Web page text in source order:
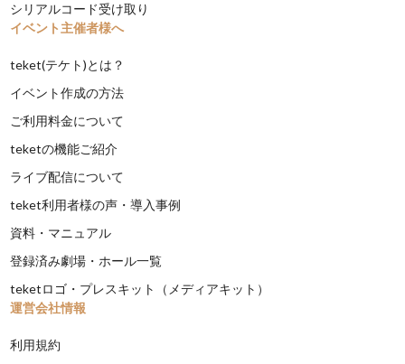
シリアルコード受け取り
イベント主催者様へ
teket(テケト)とは？
イベント作成の方法
ご利用料金について
teketの機能ご紹介
ライブ配信について
teket利用者様の声・導入事例
資料・マニュアル
登録済み劇場・ホール一覧
teketロゴ・プレスキット（メディアキット）
運営会社情報
利用規約